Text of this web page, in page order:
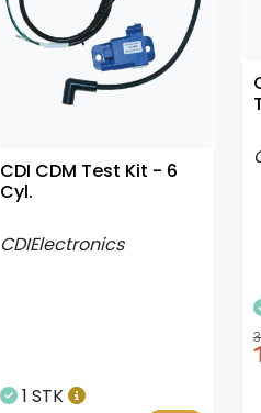
CDI CDM Test Kit - 6
Cyl.
CDIElectronics
1 STK